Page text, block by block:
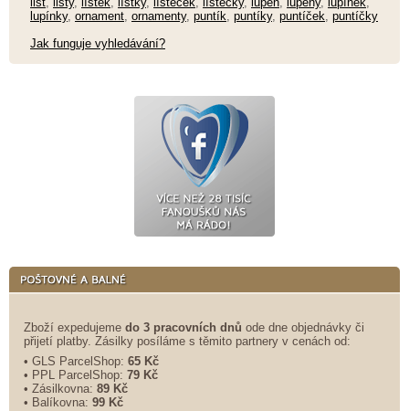
lupínky, ornament, ornamenty, puntík, puntíky, puntíček, puntíčky
Jak funguje vyhledávání?
Zboží expedujeme do 3 pracovních dnů ode dne objednávky či
přijetí platby. Zásilky posíláme s těmito partnery v cenách od:
• GLS ParcelShop: 65 Kč
• PPL ParcelShop: 79 Kč
• Zásilkovna: 89 Kč
• Balíkovna: 99 Kč